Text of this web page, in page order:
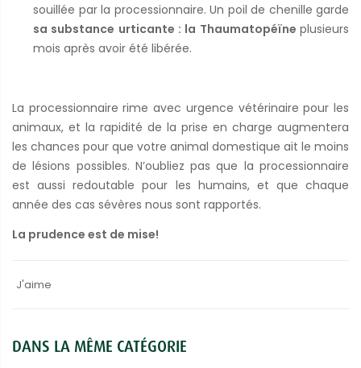
souillée par la processionnaire. Un poil de chenille garde
sa substance urticante : la Thaumatopéïne plusieurs
mois après avoir été libérée.
La processionnaire rime avec urgence vétérinaire pour les
animaux, et la rapidité de la prise en charge augmentera
les chances pour que votre animal domestique ait le moins
de lésions possibles. N’oubliez pas que la processionnaire
est aussi redoutable pour les humains, et que chaque
année des cas sévères nous sont rapportés.
La prudence est de mise!
J'aime
DANS LA MÊME CATÉGORIE